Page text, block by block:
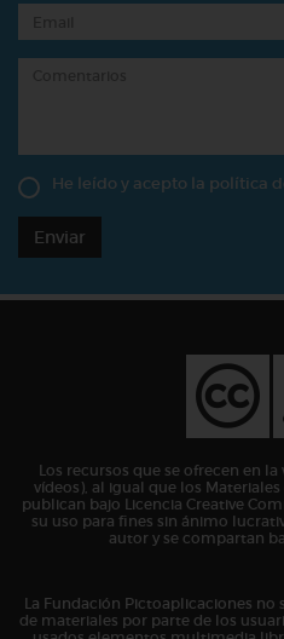
He leído y acepto la política
Enviar
Los recursos que se ofrecen en
vídeos), al igual que los
publican bajo Licencia Creative
su uso para fines sin ánimo
autor y se compartan
La Fundación Pictoaplicaciones no
de materiales por parte de los